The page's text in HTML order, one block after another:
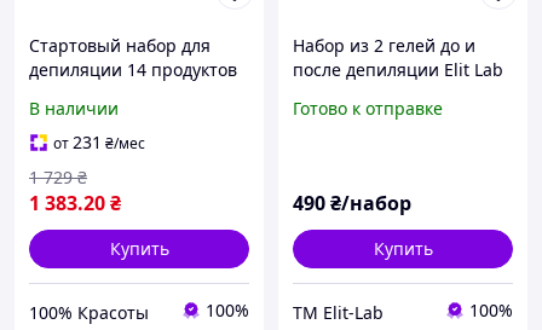
Стартовый набор для
депиляции 14 продуктов
В наличии
от231 ₴/мес
1 383.20₴
1 729 ₴
Купить
100% Красоты 100%
Набор из 2 гелей до и
после депиляции Elit Lab
Готово к отправке
490₴/набор
Купить
TM Elit-Lab 100%